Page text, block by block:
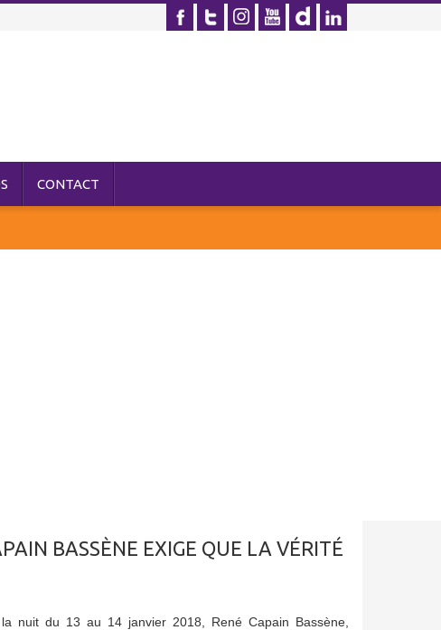
CONTACT
BASSÈNE EXIGE QUE LA VÉRITÉ
nuit du 13 au 14 janvier 2018, René Capain Bassène,